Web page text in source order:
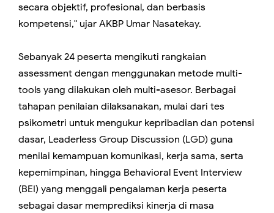
secara objektif, profesional, dan berbasis
kompetensi," ujar AKBP Umar Nasatekay.
Sebanyak 24 peserta mengikuti rangkaian
assessment dengan menggunakan metode multi-
tools yang dilakukan oleh multi-asesor. Berbagai
tahapan penilaian dilaksanakan, mulai dari tes
psikometri untuk mengukur kepribadian dan potensi
dasar, Leaderless Group Discussion (LGD) guna
menilai kemampuan komunikasi, kerja sama, serta
kepemimpinan, hingga Behavioral Event Interview
(BEI) yang menggali pengalaman kerja peserta
sebagai dasar memprediksi kinerja di masa